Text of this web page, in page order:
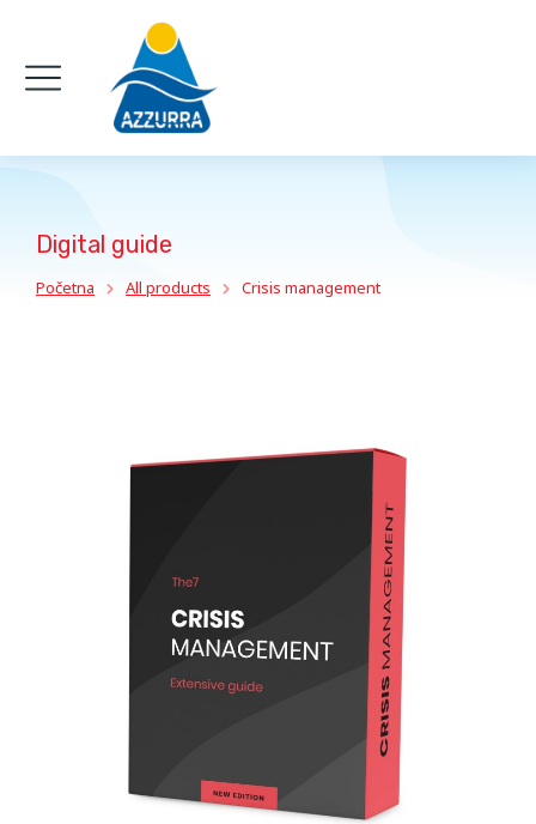
Digital guide
You are here:
Početna All products Crisis management